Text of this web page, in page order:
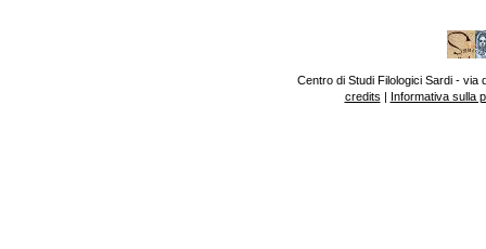
Centro di Studi Filologici Sardi - via
credits | Informativa sulla